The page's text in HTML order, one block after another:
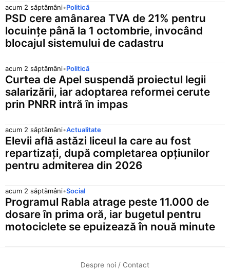
acum 2 săptămâni•Politică
PSD cere amânarea TVA de 21% pentru
locuințe până la 1 octombrie, invocând
blocajul sistemului de cadastru
acum 2 săptămâni•Politică
Curtea de Apel suspendă proiectul legii
salarizării, iar adoptarea reformei cerute
prin PNRR intră în impas
acum 2 săptămâni•Actualitate
Elevii află astăzi liceul la care au fost
repartizați, după completarea opțiunilor
pentru admiterea din 2026
acum 2 săptămâni•Social
Programul Rabla atrage peste 11.000 de
dosare în prima oră, iar bugetul pentru
motociclete se epuizează în nouă minute
Despre noi / Contact